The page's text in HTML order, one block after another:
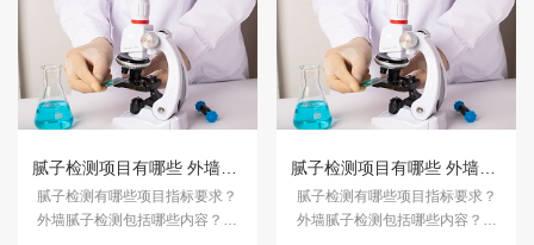
腻子检测项目有哪些 外墙腻子检测哪些内容
腻子检测有哪些项目指标要求？
外墙腻子检测包括哪些内容？下
腻子检测项目有哪些 外墙腻子检测哪些内容
腻子检测有哪些项目指标要求？
外墙腻子检测包括哪些内容？下